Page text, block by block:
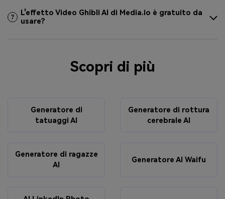
L'effetto Video Ghibli AI di Media.io è gratuito da
usare?
Scopri di più
Generatore di
tatuaggi AI
Generatore di rottura
cerebrale AI
Generatore di ragazze
AI
Generatore AI Waifu